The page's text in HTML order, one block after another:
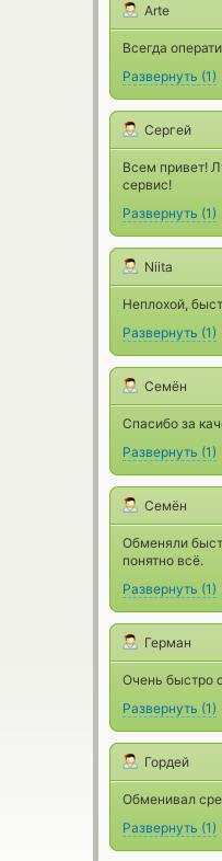
Arte
Всегда
Развернуть (1)
Сергей
Всем привет!
сервис!
Развернуть (1)
Niita
Неплохой,
Развернуть (1)
Семён
Спасибо за
Развернуть (1)
Семён
Обменяли
понятно всё.
Развернуть (1)
Герман
Очень быстро
Развернуть (1)
Гордей
Обменивал
Развернуть (1)